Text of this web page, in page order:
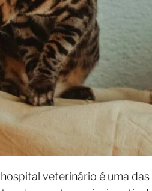
veterinário é uma